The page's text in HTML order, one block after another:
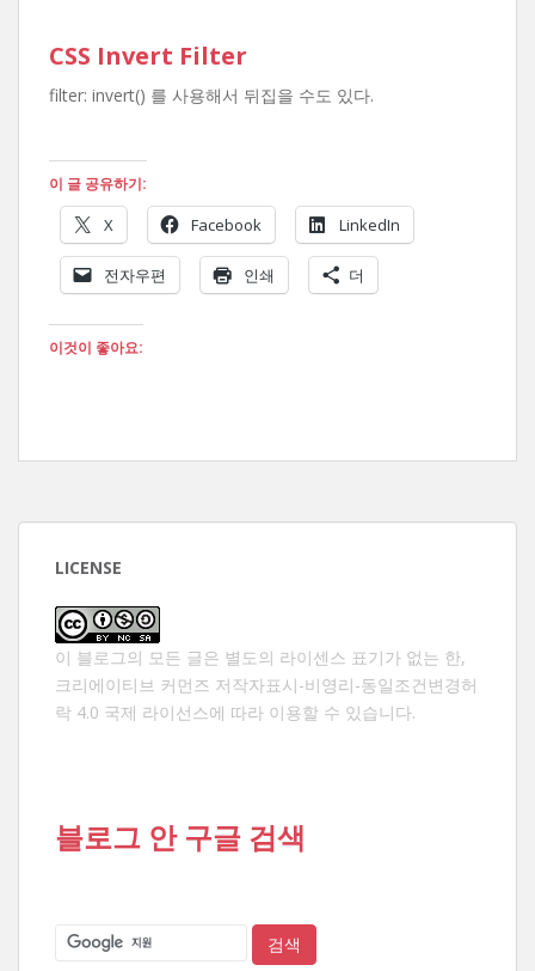
CSS Invert Filter
filter: invert() 를 사용해서 뒤집을 수도 있다.
이 글 공유하기:
X Facebook LinkedIn
전자우편 인쇄 더
이것이 좋아요:
LICENSE
이 블로그의 모든 글은 별도의 라이센스 표기가 없는 한,
크리에이티브 커먼즈 저작자표시-비영리-동일조건변경허
락 4.0 국제 라이선스에 따라 이용할 수 있습니다.
블로그 안 구글 검색